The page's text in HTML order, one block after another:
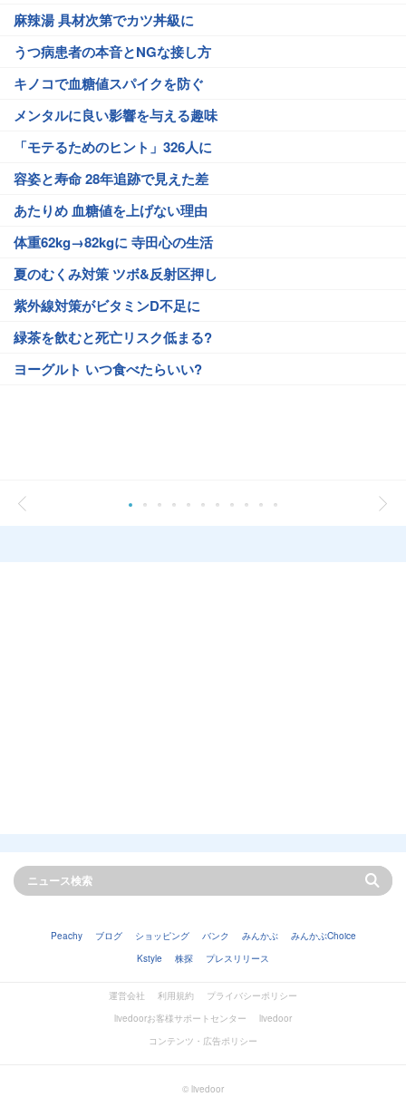
麻辣湯 具材次第でカツ丼級に
うつ病患者の本音とNGな接し方
キノコで血糖値スパイクを防ぐ
メンタルに良い影響を与える趣味
「モテるためのヒント」326人に
容姿と寿命 28年追跡で見えた差
あたりめ 血糖値を上げない理由
体重62kg→82kgに 寺田心の生活
夏のむくみ対策 ツボ&反射区押し
紫外線対策がビタミンD不足に
緑茶を飲むと死亡リスク低まる?
ヨーグルト いつ食べたらいい?
Peachy ブログ ショッピング バンク みんかぶ
みんかぶChoice
Kstyle
株探 プレスリリース
運営会社 利用規約
プライバシーポリシー
livedoorお客様サポートセンター
livedoor
コンテンツ・広告ポリシー
© livedoor